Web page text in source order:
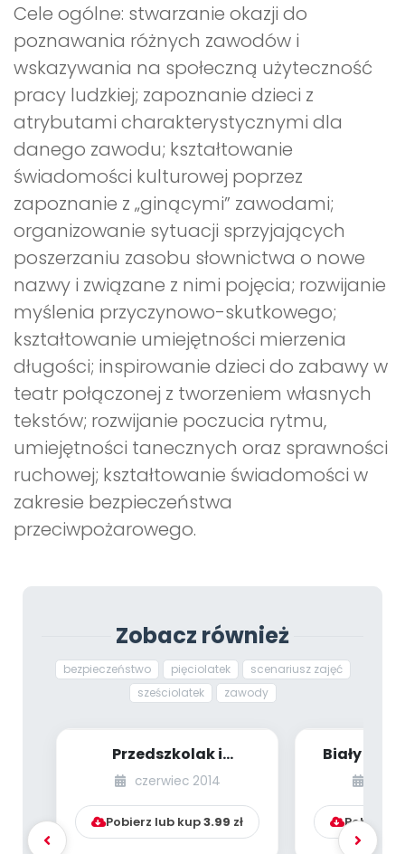
Cele ogólne: stwarzanie okazji do
poznawania różnych zawodów i
wskazywania na społeczną użyteczność
pracy ludzkiej; zapoznanie dzieci z
atrybutami charakterystycznymi dla
danego zawodu; kształtowanie
świadomości kulturowej poprzez
zapoznanie z „ginącymi” zawodami;
organizowanie sytuacji sprzyjających
poszerzaniu zasobu słownictwa o nowe
nazwy i związane z nimi pojęcia; rozwijanie
myślenia przyczynowo-skutkowego;
kształtowanie umiejętności mierzenia
długości; inspirowanie dzieci do zabawy w
teatr połączonej z tworzeniem własnych
tekstów; rozwijanie poczucia rytmu,
umiejętności tanecznych oraz sprawności
ruchowej; kształtowanie świadomości w
zakresie bezpieczeństwa
przeciwpożarowego.
Zobacz również
bezpieczeństwo pięciolatek
scenariusz zajęć
sześciolatek
zawody
Przedszkolak i
bezpieczny komputer
(scenariusz zajęć dl...
czerwiec 2014
Pobierz lub kup3.99 zł
Biały
dzieci
Pobierz